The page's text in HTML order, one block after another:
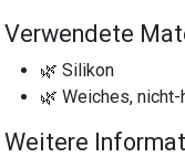
Verwendete
🌿 Silikon
🌿 Weiches,
Weitere